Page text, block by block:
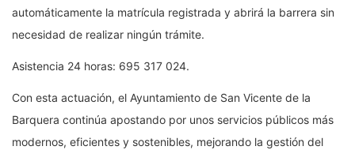
automáticamente la matrícula registrada y abrirá la barrera sin
necesidad de realizar ningún trámite.
Asistencia 24 horas: 695 317 024.
Con esta actuación, el Ayuntamiento de San Vicente de la
Barquera continúa apostando por unos servicios públicos más
modernos, eficientes y sostenibles, mejorando la gestión del